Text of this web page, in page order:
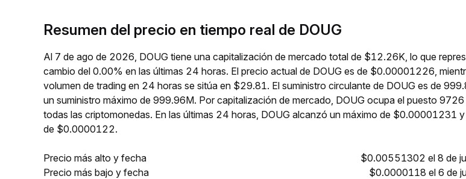
Resumen del precio en tiempo real de DOUG
Al 7 de ago de 2026, DOUG tiene una capitalización de mercado total de $12.26K, lo que
cambio del 0.00% en las últimas 24 horas. El precio actual de DOUG es de $0.00001226,
volumen de trading en 24 horas se sitúa en $29.81. El suministro circulante de DOUG es de
un suministro máximo de 999.96M. Por capitalización de mercado, DOUG ocupa el puesto 9726
todas las criptomonedas. En las últimas 24 horas, DOUG alcanzó un máximo de $0.00001231 y
de $0.0000122.
Precio más alto y fecha
$0.00551302 el 8 de
Precio más bajo y fecha
$0.0000118 el 6 de